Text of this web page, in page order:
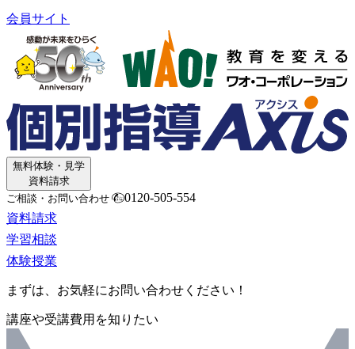
会員サイト
無料体験・見学
資料請求
ご相談・お問い合わせ
0120-505-554
資料請求
学習相談
体験授業
まずは、お気軽にお問い合わせください！
講座や受講費用を知りたい